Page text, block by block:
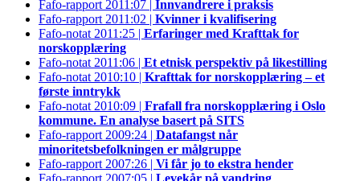
Fafo-rapport 2011:07 | Innvandrere i praksis
Fafo-rapport 2011:02 | Kvinner i kvalifisering
Fafo-notat 2011:25 | Erfaringer med Krafttak for
norskopplæring
Fafo-notat 2011:06 | Et etnisk perspektiv på likestilling
Fafo-notat 2010:10 | Krafttak for norskopplæring – et
første inntrykk
Fafo-notat 2010:09 | Frafall fra norskopplæring i Oslo
kommune. En analyse basert på SITS
Fafo-rapport 2009:24 | Datafangst når
minoritetsbefolkningen er målgruppe
Fafo-rapport 2007:26 | Vi får jo to ekstra hender